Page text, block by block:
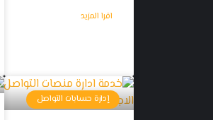
اقرا المزيد
إدارة حسابات التواصل